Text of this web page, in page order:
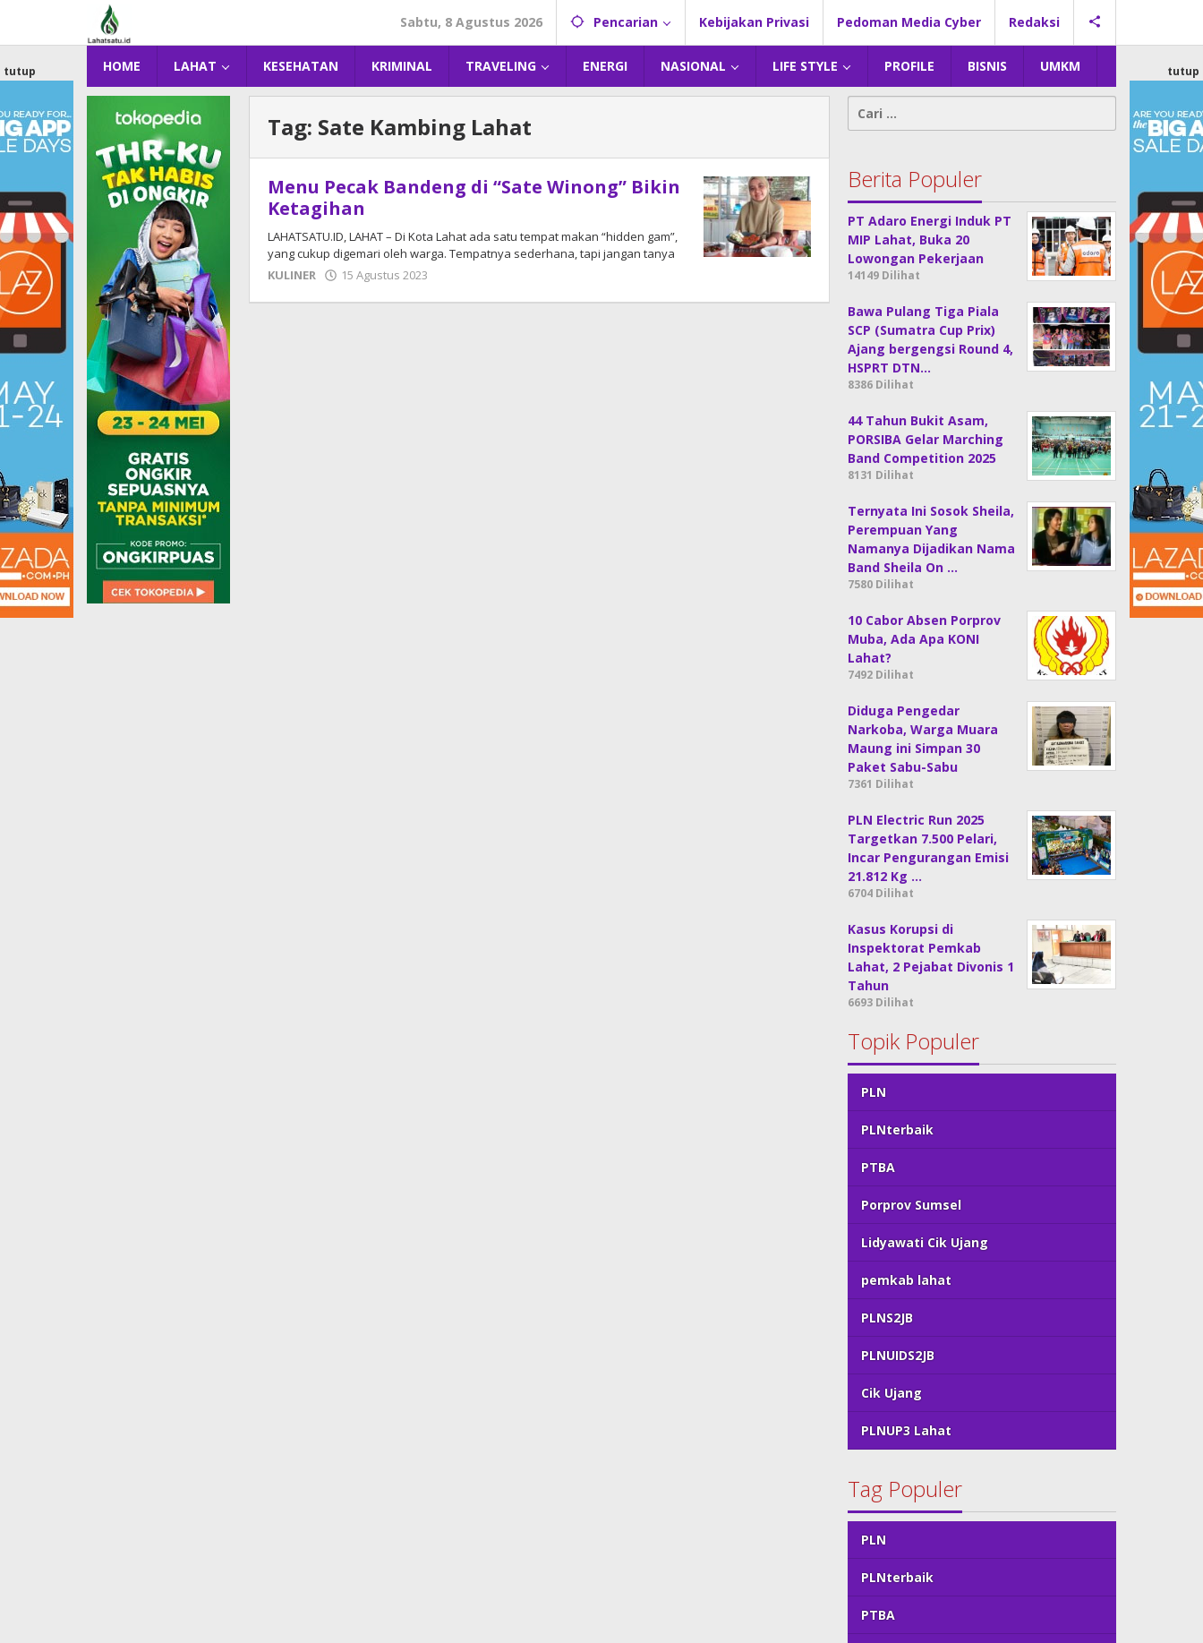
konten
Sabtu, 8 Agustus 2026 Pencarian Kebijakan Privasi Pedoman Media Cyber Redaksi
HOME LAHAT KESEHATAN KRIMINAL TRAVELING ENERGI NASIONAL LIFE STYLE PROFILE BISNIS UMKM
tutup tutup
Tag: Sate Kambing Lahat
Menu Pecak Bandeng di “Sate Winong” Bikin
Ketagihan
LAHATSATU.ID, LAHAT – Di Kota Lahat ada satu tempat makan “hidden gam”,
yang cukup digemari oleh warga. Tempatnya sederhana, tapi jangan tanya
KULINER
15 Agustus 2023
Cari
untuk:
Berita Populer
PT Adaro Energi Induk PT
MIP Lahat, Buka 20
Lowongan Pekerjaan
14149 Dilihat
Bawa Pulang Tiga Piala
SCP (Sumatra Cup Prix)
Ajang bergengsi Round 4,
HSPRT DTN…
8386 Dilihat
44 Tahun Bukit Asam,
PORSIBA Gelar Marching
Band Competition 2025
8131 Dilihat
Ternyata Ini Sosok Sheila,
Perempuan Yang
Namanya Dijadikan Nama
Band Sheila On …
7580 Dilihat
10 Cabor Absen Porprov
Muba, Ada Apa KONI
Lahat?
7492 Dilihat
Diduga Pengedar
Narkoba, Warga Muara
Maung ini Simpan 30
Paket Sabu-Sabu
7361 Dilihat
PLN Electric Run 2025
Targetkan 7.500 Pelari,
Incar Pengurangan Emisi
21.812 Kg …
6704 Dilihat
Kasus Korupsi di
Inspektorat Pemkab
Lahat, 2 Pejabat Divonis 1
Tahun
6693 Dilihat
Topik Populer
PLN
PLNterbaik
PTBA
Porprov Sumsel
Lidyawati Cik Ujang
pemkab lahat
PLNS2JB
PLNUIDS2JB
Cik Ujang
PLNUP3 Lahat
Tag Populer
PLN
PLNterbaik
PTBA